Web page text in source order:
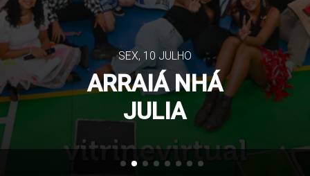
SEX, 10 JULHO
ARRAIÁ NHÁ
JULIA